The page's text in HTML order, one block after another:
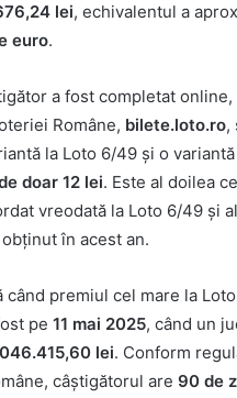
lei, echivalentul a
euro.
a fost completat
Române, bilete.loto.ro,
la Loto 6/49 și o
doar 12 lei. Este al doilea
vreodată la Loto 6/49 și
în acest an.
când premiul cel mare la
pe 11 mai 2025, când un
lei. Conform
câștigătorul are 90 de